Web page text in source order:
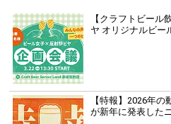
【クラフトビール
ヤ オリジナルビー
【特報】2026年
が新年に発表した